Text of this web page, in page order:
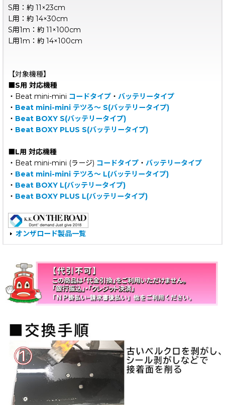
S用：約 11×23cm
L用：約 14×30cm
S用1m：約 11×100cm
L用1m：約 14×100cm
【対象機種】
■S用 対応機種
・Beat mini-mini コードタイプ ・ バッテリータイプ
・ Beat mini-mini テツろ〜 S(バッテリータイプ)
・ Beat BOXY S(バッテリータイプ)
・ Beat BOXY PLUS S(バッテリータイプ)
■L用 対応機種
・Beat mini-mini (ラージ) コードタイプ ・ バッテリータイプ
・ Beat mini-mini テツろ〜 L(バッテリータイプ)
・ Beat BOXY L(バッテリータイプ)
・ Beat BOXY PLUS L(バッテリータイプ)
オンザロード製品一覧